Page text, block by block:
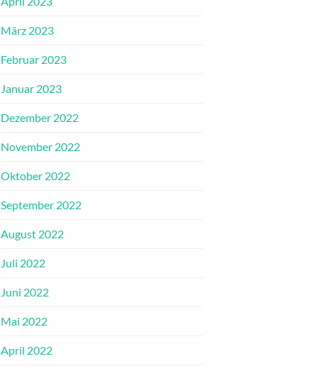
März 2023
Februar 2023
Januar 2023
Dezember 2022
November 2022
Oktober 2022
September 2022
August 2022
Juli 2022
Juni 2022
Mai 2022
April 2022